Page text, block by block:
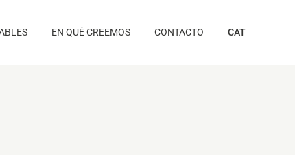
EN QUÉ CREEMOS CONTACTO CAT